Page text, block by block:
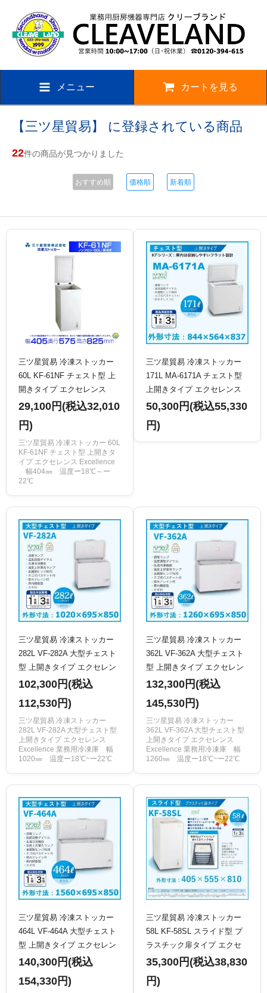
メニュー カートを見る
【三ツ星貿易】 に登録されている商品
22件の商品が見つかりました
おすすめ順 価格順 新着順
三ツ星貿易 冷凍ストッカー
60L KF-61NF チェスト型 上
開きタイプ エクセレンス
Excellence 業務用冷凍庫 ク
29,100円(税込32,010
円)
三ツ星貿易 冷凍ストッカー 60L
KF-61NF チェスト型 上開きタ
イプ エクセレンス Excellence
幅404㎜ 温度ー18℃～ー
22℃
三ツ星貿易 冷凍ストッカー
171L MA-6171A チェスト型
上開きタイプ エクセレンス
Excellence 業務用冷凍庫 ク
50,300円(税込55,330
円)
三ツ星貿易 冷凍ストッカー
282L VF-282A 大型チェスト
型 上開きタイプ エクセレン
ス Excellence 業務用冷凍庫
6282
102,300円(税込
112,530円)
三ツ星貿易 冷凍ストッカー
282L VF-282A 大型チェスト型
上開きタイプ エクセレンス
Excellence 業務用冷凍庫 幅
1020㎜ 温度ー18℃~ー22℃
三ツ星貿易 冷凍ストッカー
362L VF-362A 大型チェスト
型 上開きタイプ エクセレン
ス Excellence 業務用冷凍庫
6362
132,300円(税込
145,530円)
三ツ星貿易 冷凍ストッカー
362L VF-362A 大型チェスト型
上開きタイプ エクセレンス
Excellence 業務用冷凍庫 幅
1260㎜ 温度ー18℃~ー22℃
三ツ星貿易 冷凍ストッカー
464L VF-464A 大型チェスト
型 上開きタイプ エクセレン
ス Excellence 業務用冷凍庫
6464
140,300円(税込
154,330円)
三ツ星貿易 冷凍ストッカー
58L KF-58SL スライド型 プ
ラスチック扉タイプ エクセ
レンス Excellence 業務用冷
番：MA-6058SL
35,300円(税込38,830
円)